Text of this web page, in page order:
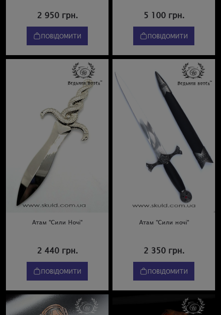
2 950 грн.
ПОВІДОМИТИ
5 100 грн.
ПОВІДОМИТИ
Атам "Сили Ночі"
2 440 грн.
ПОВІДОМИТИ
Атам "Сили ночі"
2 350 грн.
ПОВІДОМИТИ